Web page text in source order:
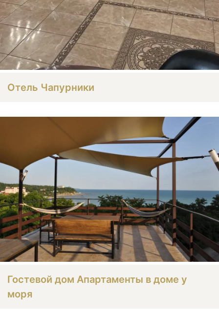
Отель Чапурники
Гостевой дом Апартаменты в доме у
моря